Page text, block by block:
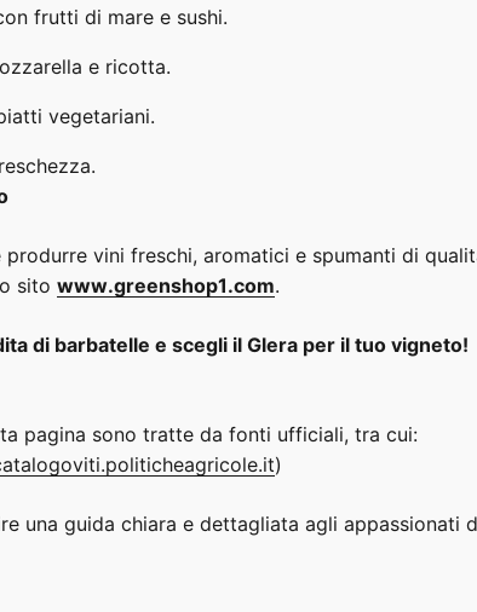
frutti di mare e sushi.
e ricotta.
vegetariani.
vini freschi, aromatici e spumanti di
sito www.greenshop1.com.
di barbatelle e scegli il Glera per il tuo vigneto!
pagina sono tratte da fonti ufficiali, tra cui:
.politicheagricole.it)
una guida chiara e dettagliata agli appassionati